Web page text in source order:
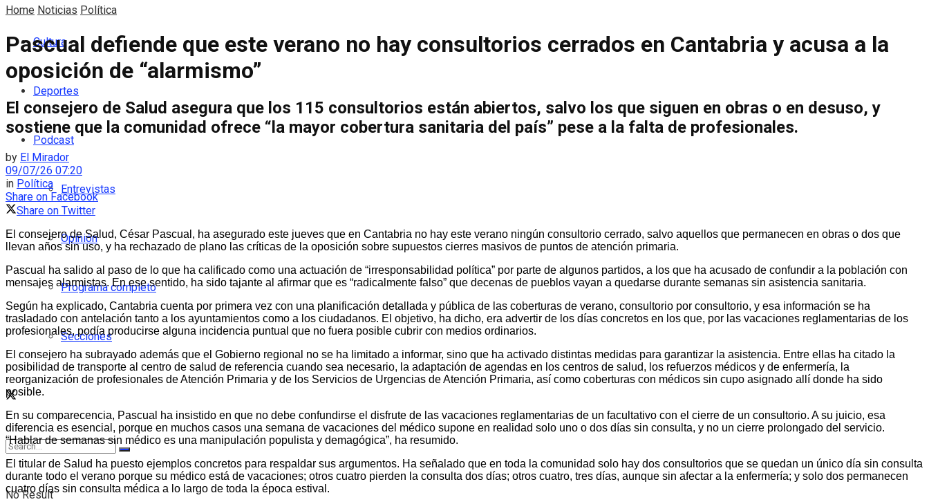
Cultura
Deportes
Podcast
Entrevistas
Opinión
Programa completo
Secciones
No Result
Home Noticias Política
Pascual defiende que este verano no hay consultorios cerrados en Cantabria y acusa a la
oposición de “alarmismo”
El consejero de Salud asegura que los 115 consultorios están abiertos, salvo los que siguen en obras o en desuso, y
sostiene que la comunidad ofrece “la mayor cobertura sanitaria del país” pese a la falta de profesionales.
by El Mirador
09/07/26 07:20
in Política
Share on Facebook
Share on Twitter
El consejero de Salud, César Pascual, ha asegurado este jueves que en Cantabria no hay este verano ningún consultorio cerrado, salvo aquellos que permanecen en obras o dos que
llevan años sin uso, y ha rechazado de plano las críticas de la oposición sobre supuestos cierres masivos de puntos de atención primaria.
Pascual ha salido al paso de lo que ha calificado como una actuación de “irresponsabilidad política” por parte de algunos partidos, a los que ha acusado de confundir a la población con
mensajes alarmistas. En ese sentido, ha sido tajante al afirmar que es “radicalmente falso” que decenas de pueblos vayan a quedarse durante semanas sin asistencia sanitaria.
Según ha explicado, Cantabria cuenta por primera vez con una planificación detallada y pública de las coberturas de verano, consultorio por consultorio, y esa información se ha
trasladado con antelación tanto a los ayuntamientos como a los ciudadanos. El objetivo, ha dicho, era advertir de los días concretos en los que, por las vacaciones reglamentarias de los
profesionales, podía producirse alguna incidencia puntual que no fuera posible cubrir con medios ordinarios.
El consejero ha subrayado además que el Gobierno regional no se ha limitado a informar, sino que ha activado distintas medidas para garantizar la asistencia. Entre ellas ha citado la
posibilidad de transporte al centro de salud de referencia cuando sea necesario, la adaptación de agendas en los centros de salud, los refuerzos médicos y de enfermería, la
reorganización de profesionales de Atención Primaria y de los Servicios de Urgencias de Atención Primaria, así como coberturas con médicos sin cupo asignado allí donde ha sido
posible.
En su comparecencia, Pascual ha insistido en que no debe confundirse el disfrute de las vacaciones reglamentarias de un facultativo con el cierre de un consultorio. A su juicio, esa
diferencia es esencial, porque en muchos casos una semana de vacaciones del médico supone en realidad solo uno o dos días sin consulta, y no un cierre prolongado del servicio.
“Hablar de semanas sin médico es una manipulación populista y demagógica”, ha resumido.
El titular de Salud ha puesto ejemplos concretos para respaldar sus argumentos. Ha señalado que en toda la comunidad solo hay dos consultorios que se quedan un único día sin consulta
durante todo el verano porque su médico está de vacaciones; otros cuatro pierden la consulta dos días; otros cuatro, tres días, aunque sin afectar a la enfermería; y solo dos permanecen
cuatro días sin consulta médica a lo largo de toda la época estival.